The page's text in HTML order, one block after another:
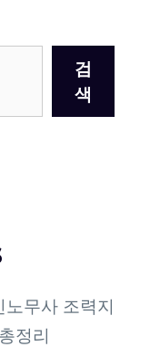
검
색
무사 조력지
정리